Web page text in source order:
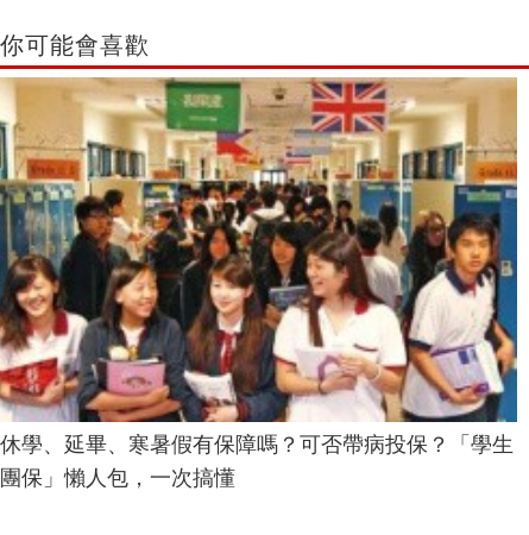
你可能會喜歡
休學、延畢、寒暑假有保障嗎？可否帶病投保？「學生
團保」懶人包，一次搞懂